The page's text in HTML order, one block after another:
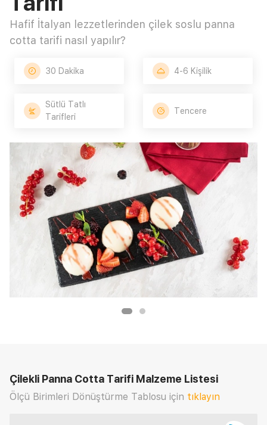
Hafif İtalyan lezzetlerinden çilek soslu panna
cotta tarifi nasıl yapılır?
30 Dakika 4-6 Kişilik
Sütlü Tatlı
Tarifleri
Tencere
Çilekli Panna Cotta Tarifi Malzeme Listesi
Ölçü Birimleri Dönüştürme Tablosu için tıklayın